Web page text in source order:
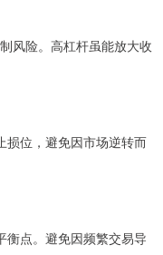
风险。高杠杆虽能放大收
损位，避免因市场逆转而
衡点。避免因频繁交易导